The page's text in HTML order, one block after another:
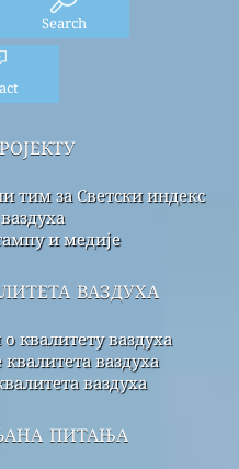
Search
тим за Светски индекс
и медије
ваздуха
квалитету ваздуха
ваздуха
ваздуха
питања